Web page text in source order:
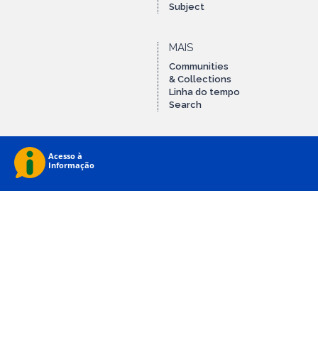
Subject
MAIS
Communities
& Collections
Linha do tempo
Search